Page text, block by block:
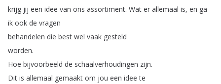
krijg jij een idee van ons assortiment. Wat er allemaal is, en ga
ik ook de vragen
behandelen die best wel vaak gesteld
worden.
Hoe bijvoorbeeld de schaalverhoudingen zijn.
Dit is allemaal gemaakt om jou een idee te